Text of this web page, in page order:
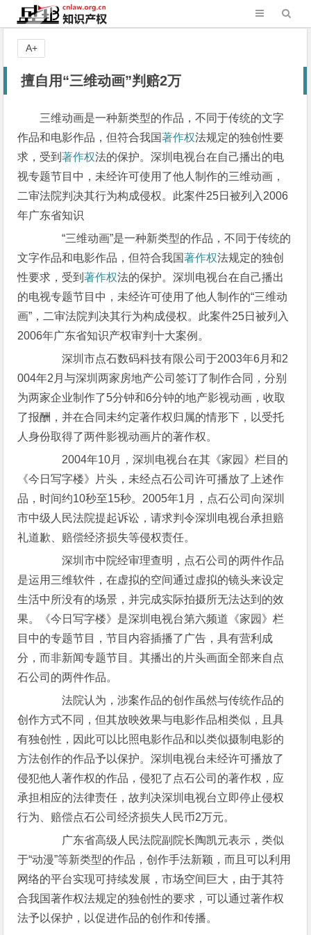
擅自用“三维动画”判赔2万
三维动画是一种新类型的作品，不同于传统的文字
作品和电影作品，但符合我国著作权法规定的独创性要
求，受到著作权法的保护。深圳电视台在自己播出的电
视专题节目中，未经许可使用了他人制作的三维动画，
二审法院判决其行为构成侵权。此案件25日被列入2006
年广东省知识
“三维动画”是一种新类型的作品，不同于传统的
文字作品和电影作品，但符合我国著作权法规定的独创
性要求，受到著作权法的保护。深圳电视台在自己播出
的电视专题节目中，未经许可使用了他人制作的“三维动
画”，二审法院判决其行为构成侵权。此案件25日被列入
2006年广东省知识产权审判十大案例。
深圳市点石数码科技有限公司于2003年6月和2
004年2月与深圳两家房地产公司签订了制作合同，分别
为两家企业制作了5分钟和6分钟的地产影视动画，收取
了报酬，并在合同未约定著作权归属的情形下，以受托
人身份取得了两件影视动画片的著作权。
2004年10月，深圳电视台在其《家园》栏目的
《今日写字楼》片头，未经点石公司许可播放了上述作
品，时间约10秒至15秒。2005年1月，点石公司向深圳
市中级人民法院提起诉讼，请求判令深圳电视台承担赔
礼道歉、赔偿经济损失等侵权责任。
深圳市中院经审理查明，点石公司的两件作品
是运用三维软件，在虚拟的空间通过虚拟的镜头来设定
生活中所没有的场景，并完成实际拍摄所无法达到的效
果。《今日写字楼》是深圳电视台第六频道《家园》栏
目中的专题节目，节目内容插播了广告，具有营利成
分，而非新闻专题节目。其播出的片头画面全部来自点
石公司的两件作品。
法院认为，涉案作品的创作虽然与传统作品的
创作方式不同，但其放映效果与电影作品相类似，且具
有独创性，因此可以比照电影作品和以类似摄制电影的
方法创作的作品予以保护。深圳电视台未经许可播放了
侵犯他人著作权的作品，侵犯了点石公司的著作权，应
承担相应的法律责任，故判决深圳电视台立即停止侵权
行为、赔偿点石公司经济损失人民币2万元。
广东省高级人民法院副院长陶凯元表示，类似
于“动漫”等新类型的作品，创作手法新颖，而且可以利用
网络的平台实现可持续发展，市场空间巨大，由于其符
合我国著作权法规定的独创性的要求，可以通过著作权
法予以保护，以促进作品的创作和传播。
A+